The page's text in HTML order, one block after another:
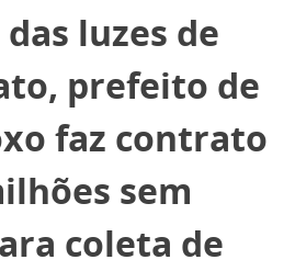
luzes de
prefeito de
faz contrato
sem
coleta de